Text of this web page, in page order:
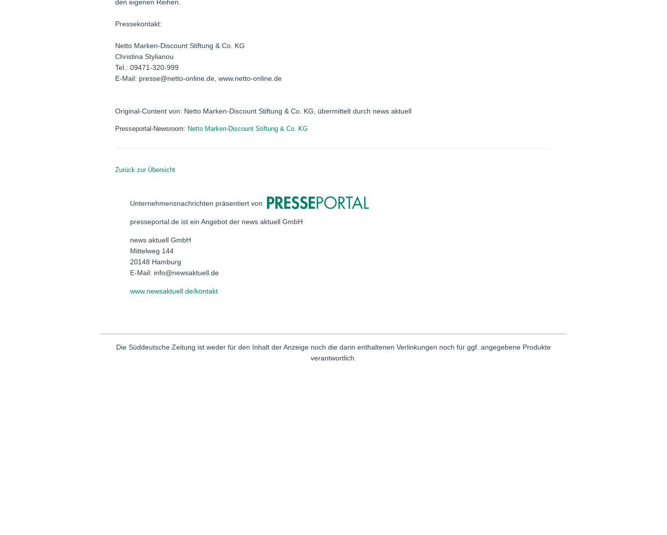
den eigenen Reihen.
Pressekontakt:
Netto Marken-Discount Stiftung & Co. KG
Christina Stylianou
Tel.: 09471-320-999
E-Mail: presse@netto-online.de, www.netto-online.de
Original-Content von: Netto Marken-Discount Stiftung & Co. KG, übermittelt durch news aktuell
Presseportal-Newsroom: Netto Marken-Discount Stiftung & Co. KG
Zurück zur Übersicht
Unternehmensnachrichten präsentiert von
presseportal.de ist ein Angebot der news aktuell GmbH
news aktuell GmbH
Mittelweg 144
20148 Hamburg
E-Mail: info@newsaktuell.de
www.newsaktuell.de/kontakt
Die Süddeutsche Zeitung ist weder für den Inhalt der Anzeige noch die darin enthaltenen Verlinkungen noch für ggf. angegebene Produkte
verantwortlich.